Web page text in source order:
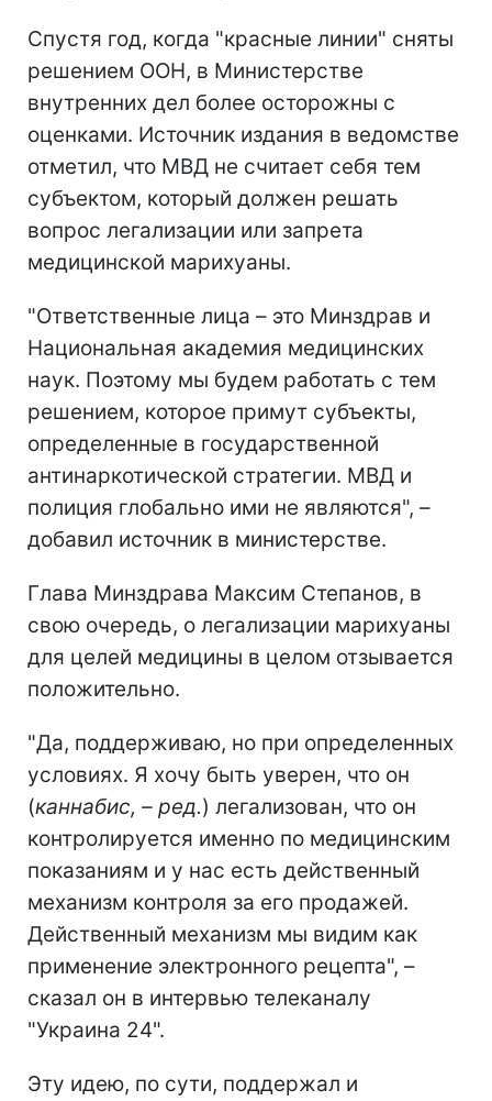
Спустя год, когда "красные линии" сняты
решением ООН, в Министерстве
внутренних дел более осторожны с
оценками. Источник издания в ведомстве
отметил, что МВД не считает себя тем
субъектом, который должен решать
вопрос легализации или запрета
медицинской марихуаны.
"Ответственные лица – это Минздрав и
Национальная академия медицинских
наук. Поэтому мы будем работать с тем
решением, которое примут субъекты,
определенные в государственной
антинаркотической стратегии. МВД и
полиция глобально ими не являются", –
добавил источник в министерстве.
Глава Минздрава Максим Степанов, в
свою очередь, о легализации марихуаны
для целей медицины в целом отзывается
положительно.
"Да, поддерживаю, но при определенных
условиях. Я хочу быть уверен, что он
(каннабис, – ред.) легализован, что он
контролируется именно по медицинским
показаниям и у нас есть действенный
механизм контроля за его продажей.
Действенный механизм мы видим как
применение электронного рецепта", –
сказал он в интервью телеканалу
"Украина 24".
Эту идею, по сути, поддержал и